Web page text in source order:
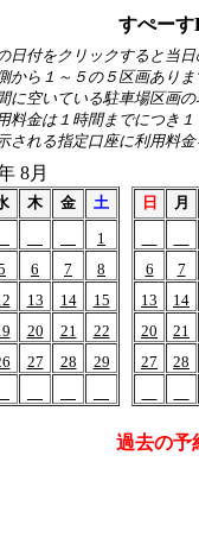
すぺー
日付をクリックすると当
から１～５の５区画ありま
に空いている駐車場区画
料金は１時間までにつき
される指定口座に利用料
8月
木 金
土
1
6 7
8
13 14
15
20 21
22
27 28
29
日 月
6
7
13
14
20
21
27
28
過去の予